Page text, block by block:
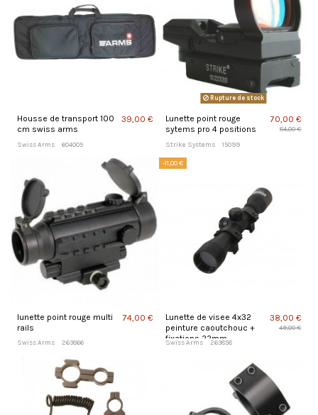
Housse de transport 100
cm swiss arms
Swiss Arms 604005
39,00 €
Rupture de stock
Lunette point rouge
sytems pro 4 positions
Strike Systems 15099
70,00 €
84,00 €
lunette point rouge multi
rails
Swiss Arms 263866
74,00 €
-11,00 €
Lunette de visee 4x32
peinture caoutchouc +
fixations 22mm
Swiss Arms 263858
38,00 €
49,00 €